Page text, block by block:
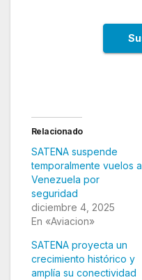
Relacionado
SATENA suspende
temporalmente vuelos a
Venezuela por
seguridad
diciembre 4, 2025
En «Aviacion»
SATENA proyecta un
crecimiento histórico y
amplía su conectividad